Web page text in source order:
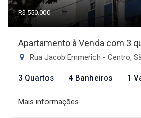
R$ 550.000
Apartamento à Venda com 3
Rua Jacob Emmerich - Centro,
3 Quartos 4 Banheiros 1
Mais informações